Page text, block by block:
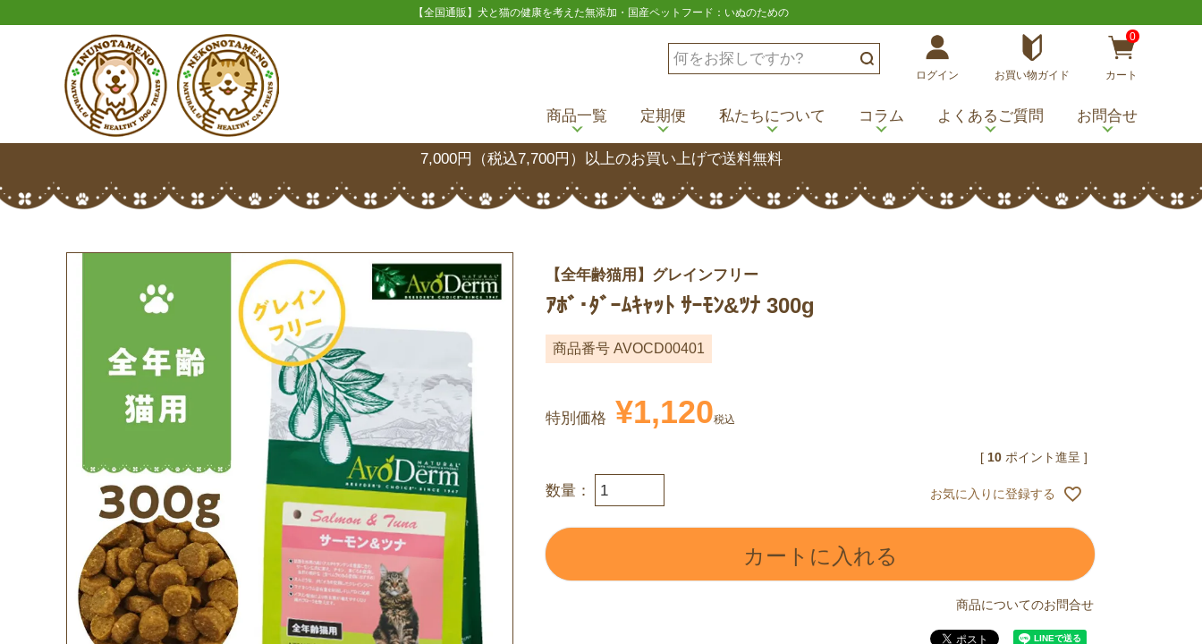
【全国通販】犬と猫の健康を考えた無添加・国産ペットフード：いぬのための
ログイン お買い物ガイド
0
カート
商品一覧 定期便 私たちについて コラム よくあるご質問 お問合せ
7,000円（税込7,700円）以上のお買い上げで送料無料
【全年齢猫用】グレインフリー
ｱﾎﾞ･ﾀﾞｰﾑｷｬｯﾄ ｻｰﾓﾝ&ﾂﾅ 300g
商品番号 AVOCD00401
特別価格 ¥1,120税込
[ 10 ポイント進呈 ]
お気に入りに登録する
カートに入れる
商品についてのお問合せ